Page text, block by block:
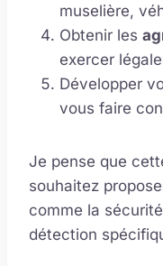
muselière,
Obtenir les
exercer
Développer
vous faire
Je pense que
souhaitez
comme la
détection